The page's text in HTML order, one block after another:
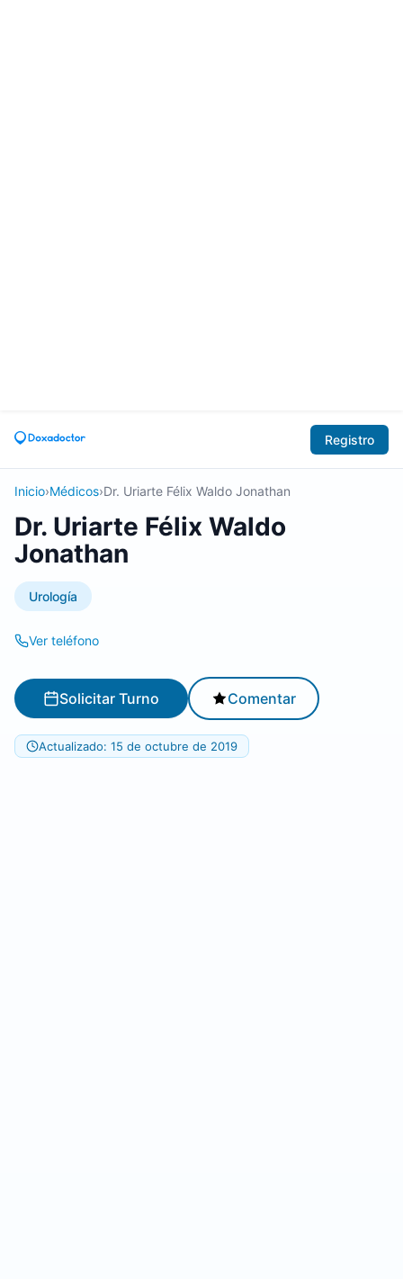
Registro
Inicio›Médicos›Dr. Uriarte Félix Waldo Jonathan
Dr. Uriarte Félix Waldo
Jonathan
Urología
Ver teléfono
Solicitar Turno Comentar
Actualizado: 15 de octubre de 2019